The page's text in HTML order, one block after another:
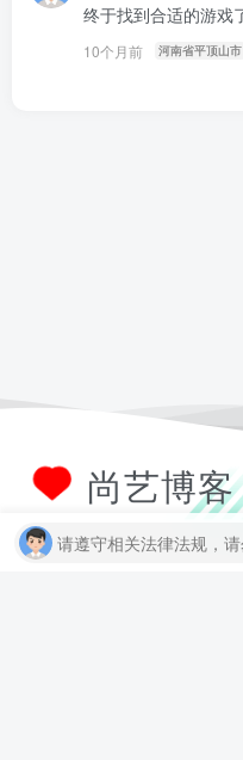
终于找到合适的游戏
10个月前 河南省平顶山市
尚艺博